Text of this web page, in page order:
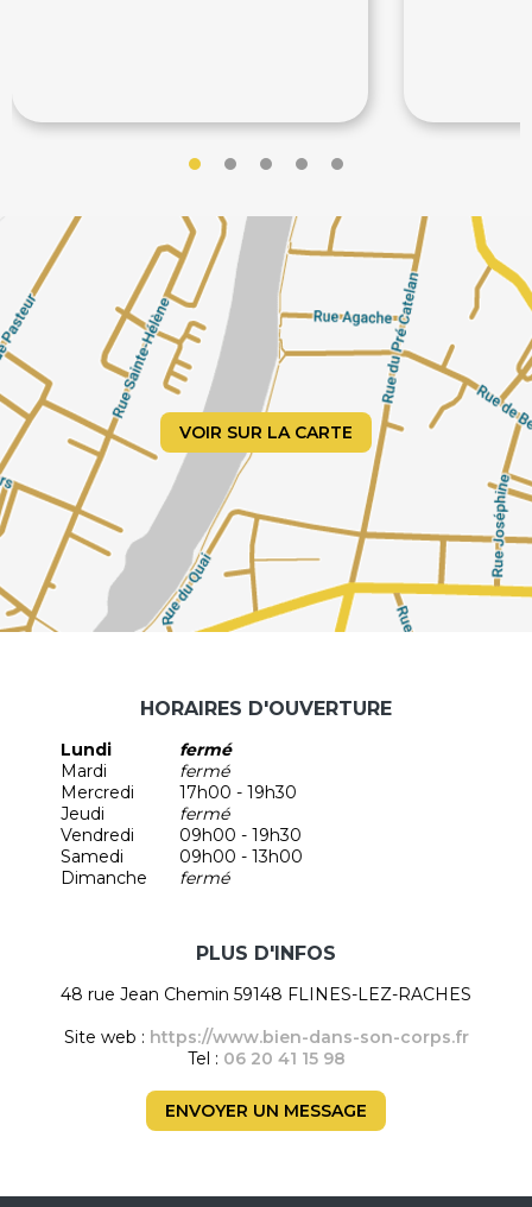
VOIR SUR LA CARTE
HORAIRES D'OUVERTURE
Lundi
fermé
Mardi
fermé
Mercredi
17h00 - 19h30
Jeudi
fermé
Vendredi
09h00 - 19h30
Samedi
09h00 - 13h00
Dimanche
fermé
PLUS D'INFOS
48 rue Jean Chemin 59148 FLINES-LEZ-RACHES
Site web : https://www.bien-dans-son-corps.fr
Tel : 06 20 41 15 98
ENVOYER UN MESSAGE